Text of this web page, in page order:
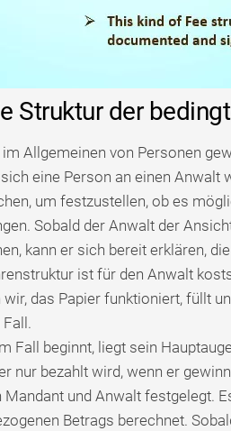
Struktur der
Allgemeinen von Personen
eine Person an einen Anwalt
um festzustellen, ob es
Sobald der Anwalt der
kann er sich bereit erklären,
ist für den Anwalt
das Papier funktioniert, füllt
Fall beginnt, liegt sein
nur bezahlt wird, wenn er
und Anwalt festgelegt.
Betrags berechnet.